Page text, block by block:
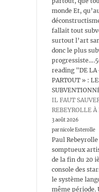
monde Et,
fallait tout
surtout l’art
donc le plus
reading "DE LA
PARTOUT » :
IL FAUT
REBEYROLLE
3 août 2026
par nicole Esterolle
Paul
somptueux
de la fin du 20
console des
le système
même période.